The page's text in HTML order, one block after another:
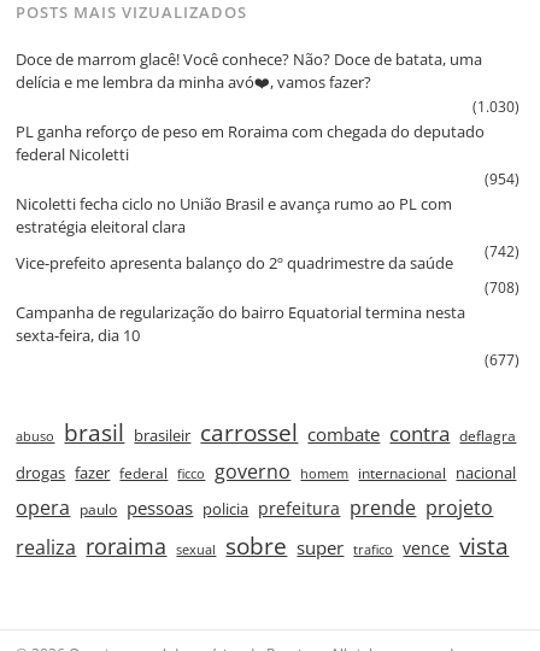
POSTS MAIS VIZUALIZADOS
Doce de marrom glacê! Você conhece? Não? Doce de batata, uma
delícia e me lembra da minha avó❤️, vamos fazer?
(1.030)
PL ganha reforço de peso em Roraima com chegada do deputado
federal Nicoletti
(954)
Nicoletti fecha ciclo no União Brasil e avança rumo ao PL com
estratégia eleitoral clara
(742)
Vice‑prefeito apresenta balanço do 2º quadrimestre da saúde
(708)
Campanha de regularização do bairro Equatorial termina nesta
sexta‑feira, dia 10
(677)
abuso brasil brasileir carrossel combate contra deflagra
drogas fazer federal ficco governo homem internacional nacional
opera paulo pessoas policia prefeitura prende projeto
realiza roraima sexual sobre super trafico vence vista